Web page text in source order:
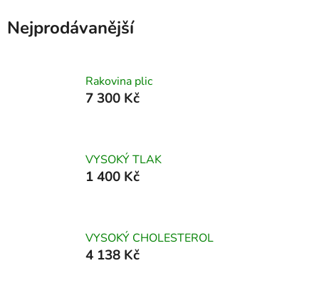
Nejprodávanější
Rakovina plic
7 300 Kč
VYSOKÝ TLAK
1 400 Kč
VYSOKÝ CHOLESTEROL
4 138 Kč